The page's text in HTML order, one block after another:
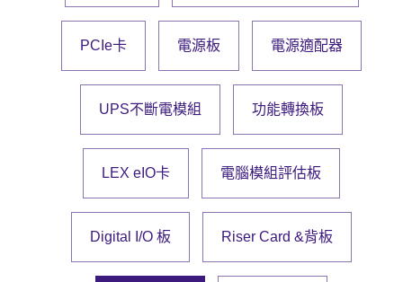
公司治理PCIe卡 電源板 電源適配器
UPS不斷電模組 功能轉換板
LEX eIO卡 電腦模組評估板
Digital I/O 板 Riser Card &背板